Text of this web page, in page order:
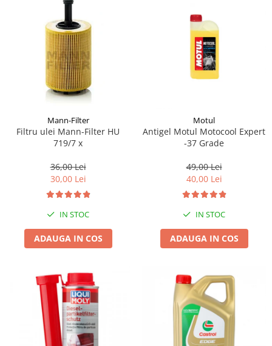
Mann-Filter
Filtru ulei Mann-Filter HU
719/7 x
36,00 Lei
30,00 Lei
IN STOC
ADAUGA IN COS
Motul
Antigel Motul Motocool Expert
-37 Grade
49,00 Lei
40,00 Lei
IN STOC
ADAUGA IN COS